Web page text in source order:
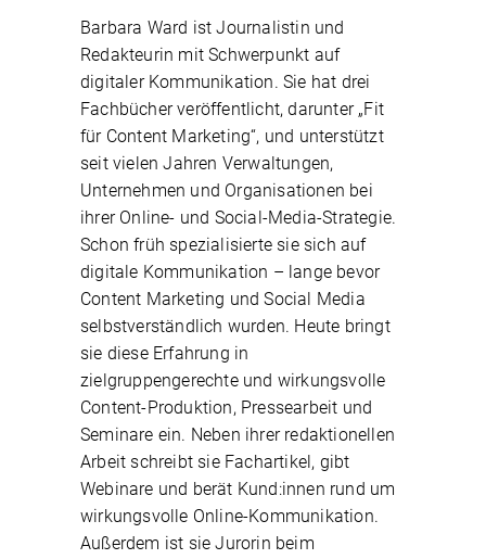
Barbara Ward ist Journalistin und
Redakteurin mit Schwerpunkt auf
digitaler Kommunikation. Sie hat drei
Fachbücher veröffentlicht, darunter „Fit
für Content Marketing“, und unterstützt
seit vielen Jahren Verwaltungen,
Unternehmen und Organisationen bei
ihrer Online- und Social-Media-Strategie.
Schon früh spezialisierte sie sich auf
digitale Kommunikation – lange bevor
Content Marketing und Social Media
selbstverständlich wurden. Heute bringt
sie diese Erfahrung in
zielgruppengerechte und wirkungsvolle
Content-Produktion, Pressearbeit und
Seminare ein. Neben ihrer redaktionellen
Arbeit schreibt sie Fachartikel, gibt
Webinare und berät Kund:innen rund um
wirkungsvolle Online-Kommunikation.
Außerdem ist sie Jurorin beim